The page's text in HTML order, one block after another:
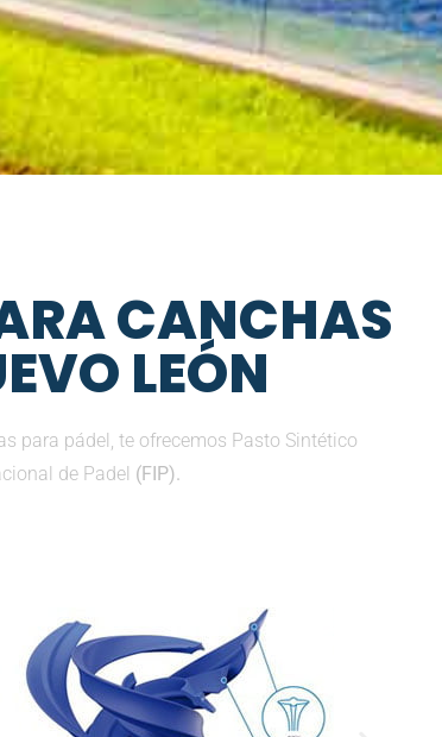
CANCHAS
LEÓN
para pádel, te ofrecemos Pasto Sintético
de Padel (FIP).